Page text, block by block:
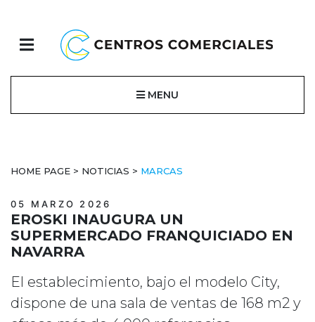
MENU
HOME PAGE > NOTICIAS > MARCAS
05 MARZO 2026
EROSKI INAUGURA UN
SUPERMERCADO FRANQUICIADO EN
NAVARRA
El establecimiento, bajo el modelo City,
dispone de una sala de ventas de 168 m2 y